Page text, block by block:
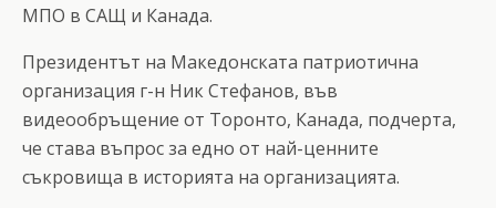
МПО в САЩ и Канада.
Президентът на Македонската патриотична
организация г-н Ник Стефанов, във
видеообръщение от Торонто, Канада, подчерта,
че става въпрос за едно от най-ценните
съкровища в историята на организацията.